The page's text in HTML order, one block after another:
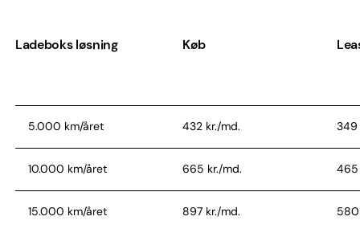
Ladeboks løsning Køb
5.000 km/året 432 kr./md. 349
10.000 km/året 665 kr./md. 465
15.000 km/året 897 kr./md. 580